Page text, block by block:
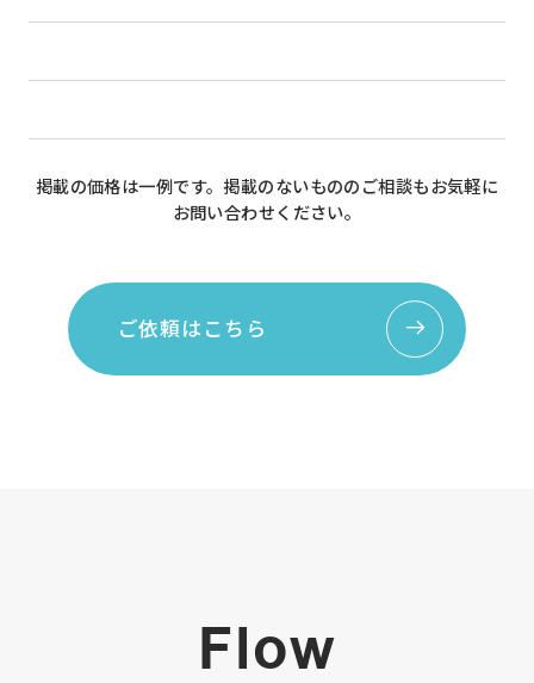
掲載の価格は一例です。掲載のないもののご相談もお気軽に
お問い合わせください。
ご依頼はこちら
Flow